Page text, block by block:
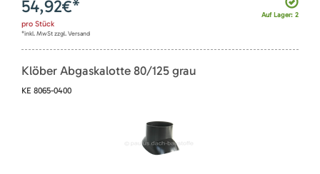
Auf Lager: 2
54,92€*
pro Stück
*inkl. MwSt zzgl. Versand
Klöber Abgaskalotte 80/125 grau
KE 8065-0400